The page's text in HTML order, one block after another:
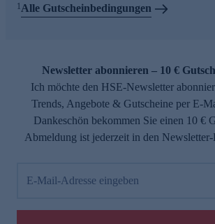
1 Alle Gutscheinbedingungen
Newsletter abonnieren – 10 €
Ich möchte den HSE-Newsletter
Trends, Angebote & Gutscheine per E-
Dankeschön bekommen Sie einen 10 €
Abmeldung ist jederzeit in den
E-Mail-Adresse eingeben